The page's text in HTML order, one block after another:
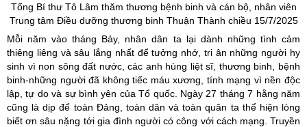
Tổng Bí thư Tô Lâm thăm thương bệnh binh và cán bộ, nhân viên
Trung tâm Điều dưỡng thương binh Thuận Thành chiều 15/7/2025
Mỗi năm vào tháng Bảy, nhân dân ta lại dành những tình cảm
thiêng liêng và sâu lắng nhất để tưởng nhớ, tri ân những người hy
sinh vì non sông đất nước, các anh hùng liệt sĩ, thương binh, bệnh
binh-những người đã không tiếc máu xương, tính mạng vì nền độc
lập, tự do và sự bình yên của Tổ quốc. Ngày 27 tháng 7 hằng năm
cũng là dịp để toàn Đảng, toàn dân và toàn quân ta thể hiện lòng
biết ơn sâu nặng tới gia đình người có công với cách mạng. Truyền